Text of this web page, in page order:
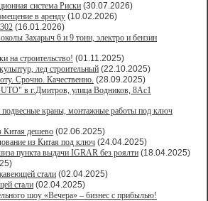
система Риски (30.07.2026)
в аренду (10.02.2026)
(16.01.2026)
Захарыч 6 и 9 тонн, электро и бензин
на строительство! (01.11.2025)
лед строительный (22.10.2025)
Срочно. Качественно. (28.09.2025)
в г.Дмитров, улица Водников, 8Ас1
краны, монтажные работы под ключ
Китая дешево (02.06.2025)
из Китая под ключ (24.04.2025)
пункта выдачи IGRAR без роялти (18.04.2025)
стали (02.04.2025)
стали (02.04.2025)
шоу «Вечера» – бизнес с прибылью!